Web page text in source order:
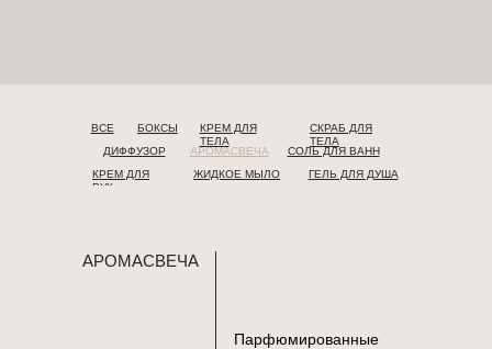
КРЕМ ДЛЯ
РУК
ЖИДКОЕ МЫЛО ГЕЛЬ ДЛЯ ДУША
СОЛЬ ДЛЯ ВАНН
АРОМАСВЕЧА
ДИФФУЗОР
ВСЕ БОКСЫ
КРЕМ ДЛЯ
ТЕЛА
СКРАБ ДЛЯ
ТЕЛА
АРОМАСВЕЧА
Парфюмированные